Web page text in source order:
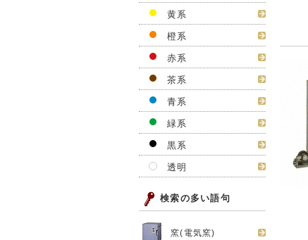
黄系
橙系
赤系
茶系
青系
緑系
黒系
透明
検索の多い語句
窯(電気窯)